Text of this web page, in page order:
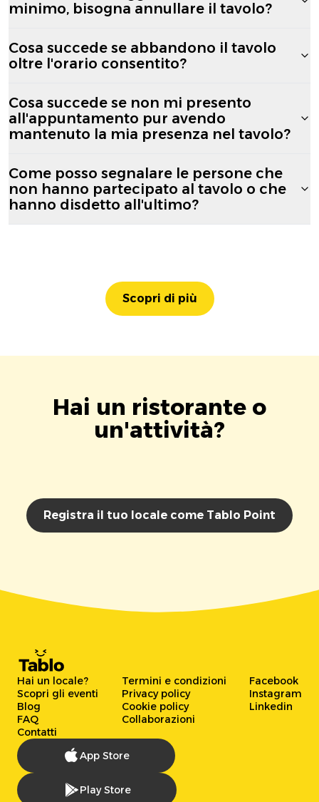
minimo, bisogna annullare il tavolo?
Cosa succede se abbandono il tavolo
oltre l'orario consentito?
Cosa succede se non mi presento
all'appuntamento pur avendo
mantenuto la mia presenza nel tavolo?
Come posso segnalare le persone che
non hanno partecipato al tavolo o che
hanno disdetto all'ultimo?
Scopri di più
Hai un ristorante o
un'attività?
Registra il tuo locale come Tablo Point
Hai un locale?
Scopri gli eventi
Blog
FAQ
Contatti
Termini e condizioni
Privacy policy
Cookie policy
Collaborazioni
Facebook
Instagram
Linkedin
App Store
Play Store